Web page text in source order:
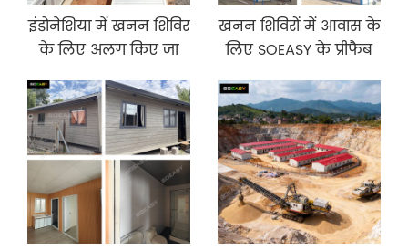
इंडोनेशिया में खनन शिविर
के लिए अलग किए जा
वर्कर क्वार्टर केबिन
खनन शिविरों में आवास के
लिए SOEASY के प्रीफैब